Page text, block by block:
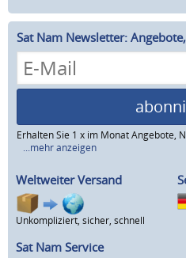
Sat Nam Newsletter:
Erhalten Sie 1 x im Monat Angebote,
...mehr anzeigen
Weltweiter Versand
Unkompliziert, sicher, schnell
Sat Nam Service